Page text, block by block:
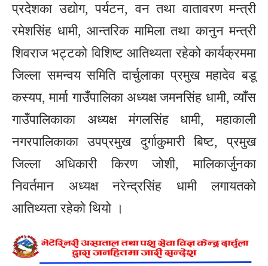
प्रदेशका उद्योग, पर्यटन, वन तथा वातावरण मन्त्री
रमेशसिंह धामी, आन्तरिक मामिला तथा कानुन मन्त्री
शिवराज भट्टको विशिष्ट आतिथ्यता रहेको कार्यक्रममा
जिल्ला समन्वय समिति दार्चुलाका प्रमुख महादेव बडू
कस्यप, मार्मा गाउँपालिका अध्यक्ष जमनसिंह धामी, व्याँस
गाउँपालिकाका अध्यक्ष मंगलसिंह धामी, महाकाली
नगरपालिकाका उपप्रमुख दुर्गाकुमारी बिष्ट, प्रमुख
जिल्ला अधिकारी किरण जोशी, मालिकार्जुनका
निवर्तमान अध्यक्ष नरेन्द्रसिंह धामी लगायतको
आतिथ्यता रहेको थियो ।